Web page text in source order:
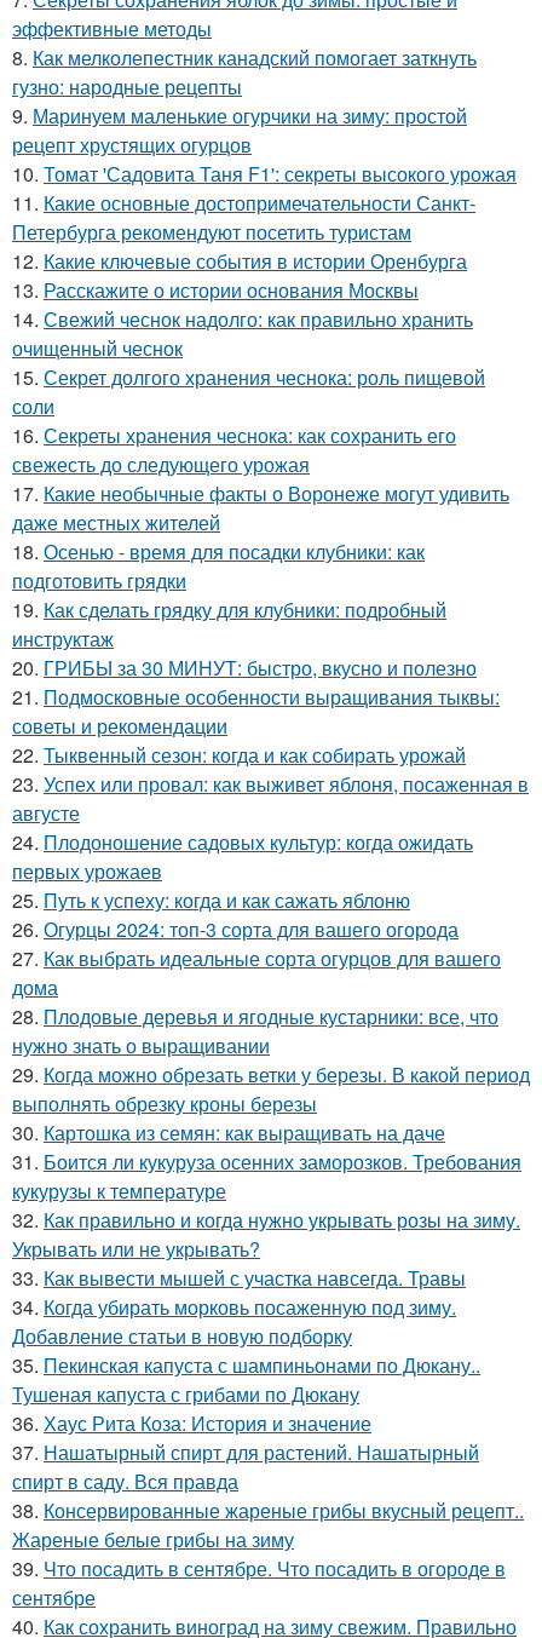
эффективные методы
8. Как мелколепестник канадский помогает заткнуть
гузно: народные рецепты
9. Маринуем маленькие огурчики на зиму: простой
рецепт хрустящих огурцов
10. Томат 'Садовита Таня F1': секреты высокого урожая
11. Какие основные достопримечательности Санкт-
Петербурга рекомендуют посетить туристам
12. Какие ключевые события в истории Оренбурга
13. Расскажите о истории основания Москвы
14. Свежий чеснок надолго: как правильно хранить
очищенный чеснок
15. Секрет долгого хранения чеснока: роль пищевой
соли
16. Секреты хранения чеснока: как сохранить его
свежесть до следующего урожая
17. Какие необычные факты о Воронеже могут удивить
даже местных жителей
18. Осенью - время для посадки клубники: как
подготовить грядки
19. Как сделать грядку для клубники: подробный
инструктаж
20. ГРИБЫ за 30 МИНУТ: быстро, вкусно и полезно
21. Подмосковные особенности выращивания тыквы:
советы и рекомендации
22. Тыквенный сезон: когда и как собирать урожай
23. Успех или провал: как выживет яблоня, посаженная в
августе
24. Плодоношение садовых культур: когда ожидать
первых урожаев
25. Путь к успеху: когда и как сажать яблоню
26. Огурцы 2024: топ-3 сорта для вашего огорода
27. Как выбрать идеальные сорта огурцов для вашего
дома
28. Плодовые деревья и ягодные кустарники: все, что
нужно знать о выращивании
29. Когда можно обрезать ветки у березы. В какой период
выполнять обрезку кроны березы
30. Картошка из семян: как выращивать на даче
31. Боится ли кукуруза осенних заморозков. Требования
кукурузы к температуре
32. Как правильно и когда нужно укрывать розы на зиму.
Укрывать или не укрывать?
33. Как вывести мышей с участка навсегда. Травы
34. Когда убирать морковь посаженную под зиму.
Добавление статьи в новую подборку
35. Пекинская капуста с шампиньонами по Дюкану..
Тушеная капуста с грибами по Дюкану
36. Хаус Рита Коза: История и значение
37. Нашатырный спирт для растений. Нашатырный
спирт в саду. Вся правда
38. Консервированные жареные грибы вкусный рецепт..
Жареные белые грибы на зиму
39. Что посадить в сентябре. Что посадить в огороде в
сентябре
40. Как сохранить виноград на зиму свежим. Правильно